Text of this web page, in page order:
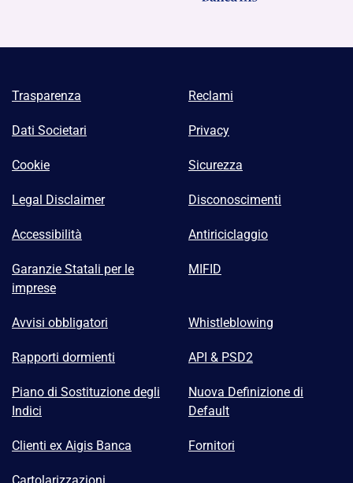
Trasparenza Reclami
Dati Societari Privacy
Cookie Sicurezza
Legal Disclaimer Disconoscimenti
Accessibilità Antiriciclaggio
Garanzie Statali per le
imprese
MIFID
Avvisi obbligatori Whistleblowing
Rapporti dormienti API & PSD2
Piano di Sostituzione degli
Indici
Nuova Definizione di
Default
Clienti ex Aigis Banca Fornitori